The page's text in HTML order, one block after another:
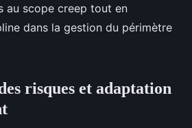
au scope creep tout en
dans la gestion du périmètre
risques et adaptation